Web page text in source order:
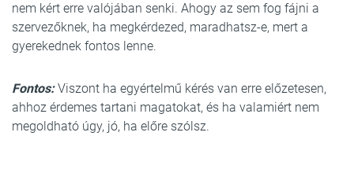
nem kért erre valójában senki. Ahogy az sem fog fájni a
szervezőknek, ha megkérdezed, maradhatsz-e, mert a
gyerekednek fontos lenne.
Fontos:Viszont ha egyértelmű kérés van erre előzetesen,
ahhoz érdemes tartani magatokat, és ha valamiért nem
megoldható úgy, jó, ha előre szólsz.